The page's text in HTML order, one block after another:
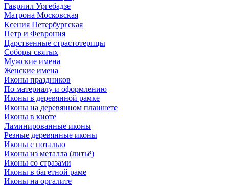
Гавриил Ургебадзе
Матрона Московская
Ксения Петербургская
Петр и Феврония
Царственные страстотерпцы
Соборы святых
Мужские имена
Женские имена
Иконы праздников
По материалу и оформлению
Иконы в деревянной рамке
Иконы на деревянном планшете
Иконы в киоте
Ламинированные иконы
Резные деревянные иконы
Иконы с поталью
Иконы из металла (литьё)
Иконы со стразами
Иконы в багетной раме
Иконы на оргалите